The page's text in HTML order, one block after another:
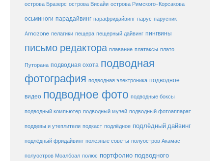
острова Бразерс острова Висайи острова Римского-Корсакова
осьминоги парадайвинг парафридайвинг парус парусник
Amazone пелагики пещера пещерный дайвинг пингвины
письмо редактора плавание платаксы плато
Путорана подводная охота подводная
фотография подводная электроника подводное
видео подводное фото подводные боксы
подводный компьютер подводный музей подводный фотоаппарат
поддевы и утеплители подкаст подлёдное подлёдный дайвинг
подлёдный фридайвинг полезные советы полуостров Акамас
полуостров Моалбоал полюс портфолио подводного